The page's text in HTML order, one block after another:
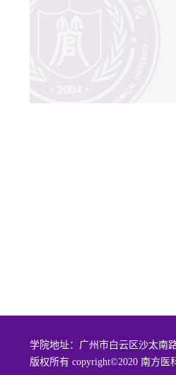
学院地址：广州市白云区沙太南
版权所有 copyright©2020 南方医